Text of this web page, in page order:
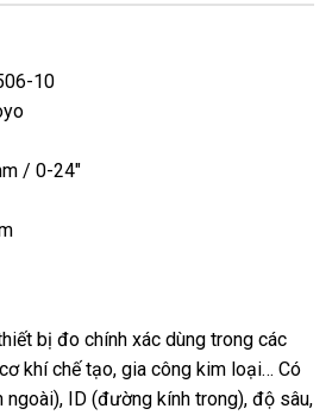
10
/ 0-24″
bị đo chính xác dùng trong các
khí chế tạo, gia công kim loại… Có
ID (đường kính trong), độ sâu,